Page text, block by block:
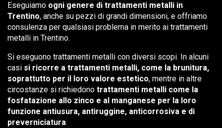
Eseguiamo ogni genere di trattamenti metalli in
Trentino, anche su pezzi di grandi dimensioni, e offriamo
consulenza per qualsiasi problema in merito ai trattamenti
metalli in Trentino.
Si eseguono trattamenti metalli con diversi scopi. In alcuni
casi si ricorre a trattamenti metalli, come la brunitura,
soprattutto per il loro valore estetico, mentre in altre
circostanze si richiedono trattamenti metalli come la
fosfatazione allo zinco e al manganese per la loro
funzione antiusura, antiruggine, anticorrosiva e di
preverniciatura.